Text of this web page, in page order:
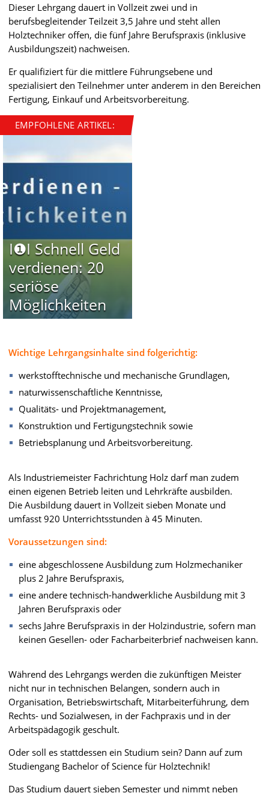
Dieser Lehrgang dauert in Vollzeit zwei und in
berufsbegleitender Teilzeit 3,5 Jahre und steht allen
Holztechniker offen, die fünf Jahre Berufspraxis (inklusive
Ausbildungszeit) nachweisen.
Er qualifiziert für die mittlere Führungsebene und
spezialisiert den Teilnehmer unter anderem in den Bereichen
Fertigung, Einkauf und Arbeitsvorbereitung.
EMPFOHLENE ARTIKEL:
I❶I Schnell Geld
verdienen: 20
seriöse
Möglichkeiten
Wichtige Lehrgangsinhalte sind folgerichtig:
werkstofftechnische und mechanische Grundlagen,
naturwissenschaftliche Kenntnisse,
Qualitäts- und Projektmanagement,
Konstruktion und Fertigungstechnik sowie
Betriebsplanung und Arbeitsvorbereitung.
Als Industriemeister Fachrichtung Holz darf man zudem
einen eigenen Betrieb leiten und Lehrkräfte ausbilden.
Die Ausbildung dauert in Vollzeit sieben Monate und
umfasst 920 Unterrichtsstunden à 45 Minuten.
Voraussetzungen sind:
eine abgeschlossene Ausbildung zum Holzmechaniker
plus 2 Jahre Berufspraxis,
eine andere technisch-handwerkliche Ausbildung mit 3
Jahren Berufspraxis oder
sechs Jahre Berufspraxis in der Holzindustrie, sofern man
keinen Gesellen- oder Facharbeiterbrief nachweisen kann.
Während des Lehrgangs werden die zukünftigen Meister
nicht nur in technischen Belangen, sondern auch in
Organisation, Betriebswirtschaft, Mitarbeiterführung, dem
Rechts- und Sozialwesen, in der Fachpraxis und in der
Arbeitspädagogik geschult.
Oder soll es stattdessen ein Studium sein? Dann auf zum
Studiengang Bachelor of Science für Holztechnik!
Das Studium dauert sieben Semester und nimmt neben